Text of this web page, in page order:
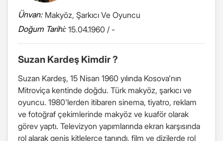
Ünvan: Makyöz, Şarkıcı Ve Oyuncu
Doğum Tarihi: 15.04.1960 / -
Suzan Kardeş Kimdir ?
Suzan Kardeş, 15 Nisan 1960 yılında Kosova'nın
Mitroviça kentinde doğdu. Türk makyöz, şarkıcı ve
oyuncu. 1980'lerden itibaren sinema, tiyatro, reklam
ve fotoğraf çekimlerinde makyöz ve kuaför olarak
görev yaptı. Televizyon yapımlarında ekran karşısında
rol alarak geniş kitlelerce tanındı, film ve dizilerde rol